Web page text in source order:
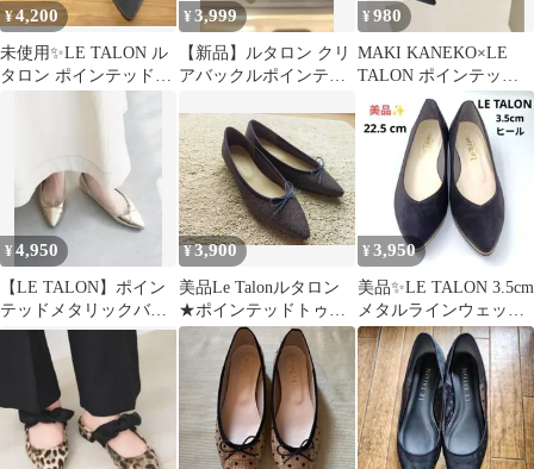
¥4,200
未使用✨LE TALON ル
タロン ポインテッドダ
ブルリボンフラット パ
¥3,999
【新品】ルタロン クリ
アバックルポインテッ
ットシューズ
¥980
MAKI KANEKO×LE
TALON ポインテッド
2WAYリボンフラット
¥4,950
【LE TALON】ポイン
テッドメタリックバレ
エ
¥3,900
美品Le Talonルタロン
★ポインテッドトゥバ
レエシューズ柄入り２
４センチ
¥ 3,950
美品✨️LE TALON 3.5cm
メタルラインウェッジ
パンプス黒 22.5